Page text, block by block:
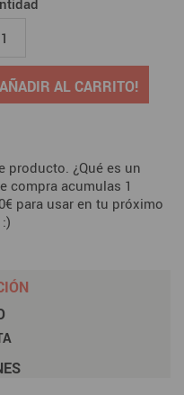
AL CARRITO!
producto. ¿Qué es un
compra acumulas 1
para usar en tu próximo